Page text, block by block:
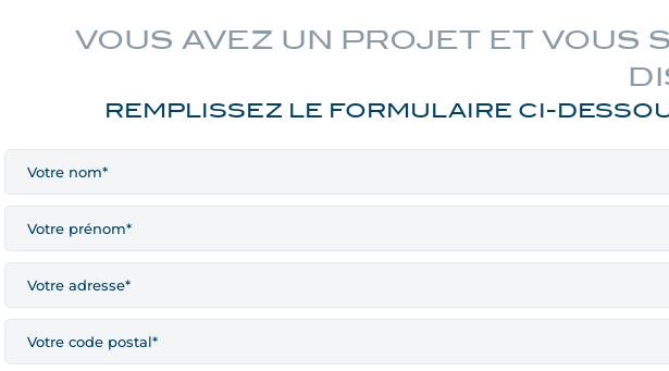
VOUS AVEZ UN PROJET ET VOUS
REMPLISSEZ LE FORMULAIRE CI-